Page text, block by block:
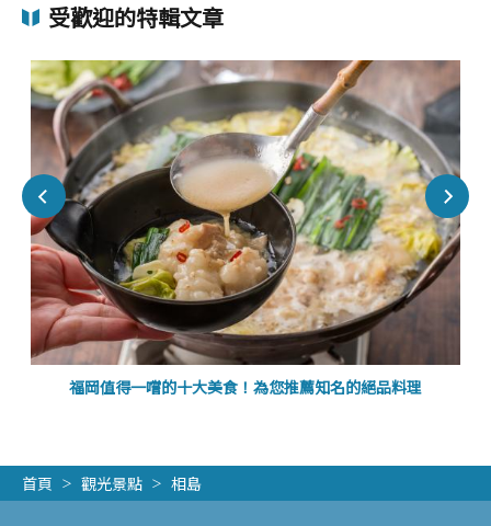
受歡迎的特輯文章
福岡值得一嚐的十大美食！為您推薦知名的絕品料理
首頁 觀光景點 相島